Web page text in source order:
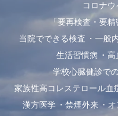
コロナ
「要再検査・要
当院でできる検査
一般
生活習慣病
高
学校心臓健診で
家族性高コレステロール血
漢方医学
禁煙外来